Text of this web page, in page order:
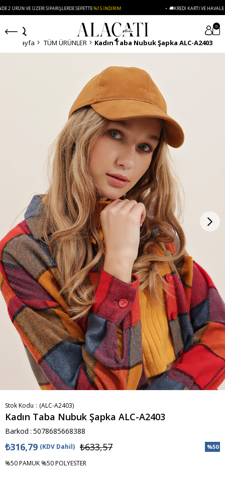
ÜZERI SIPARIŞLERDE SEPETTE%15 İNDIRIM • 🚚KREDI KARTI VE HAVALE
0
Anasayfa TÜM ÜRÜNLER Kadın Taba Nubuk Şapka ALC-A2403
Stok Kodu (ALC-A2403)
Kadın Taba Nubuk Şapka ALC-A2403
Barkod : 5078685668388
%50
₺633,57
₺316,79 (KDV Dahil)
%50 PAMUK %50 POLYESTER